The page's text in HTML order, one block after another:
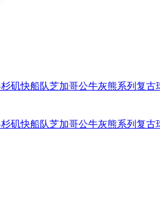
矶快船队芝加哥公牛灰熊系列复
矶快船队芝加哥公牛灰熊系列复